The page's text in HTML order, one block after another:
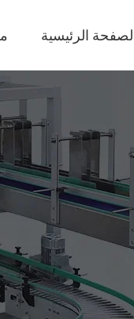
الرئيسية